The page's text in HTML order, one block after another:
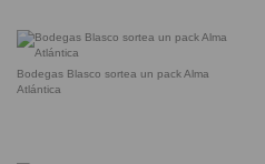
Bodegas Blasco sortea un pack Alma
Atlántica